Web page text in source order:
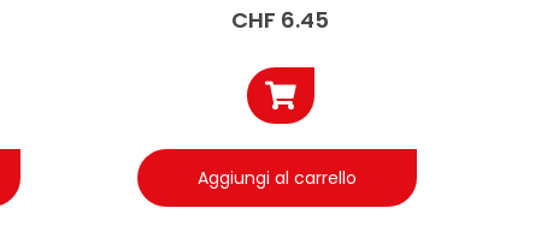
CHF 6.45
Aggiungi al carrello